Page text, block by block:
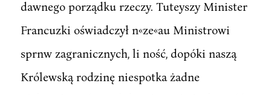
dawnego porządku rzeczy. Tuteyszy Minister
Francuzki oświadczył n«ze«au Ministrowi
sprnw zagranicznych, li ność, dopóki naszą
Królewską rodzinę niespotka żadne